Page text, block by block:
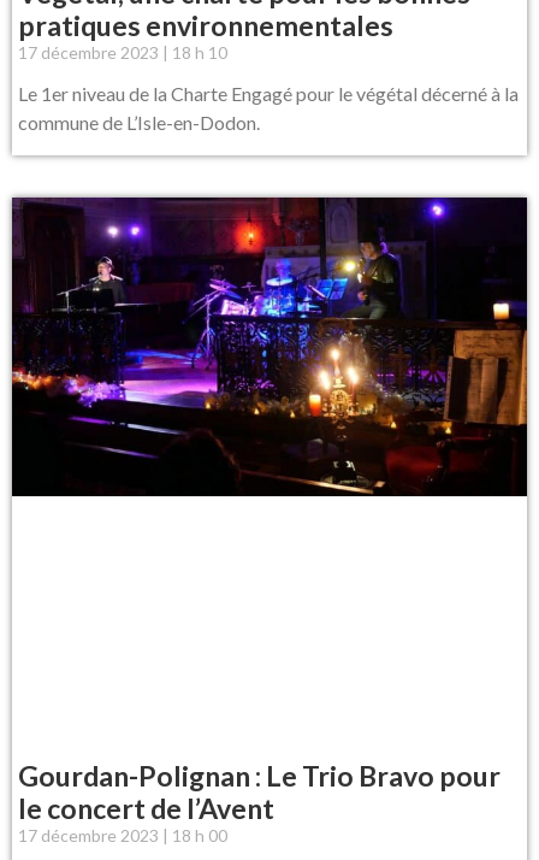
pratiques environnementales
17 décembre 2023 18 h 10
Le 1er niveau de la Charte Engagé pour le végétal décerné à la
commune de L’Isle-en-Dodon.
Gourdan-Polignan : Le Trio Bravo pour
le concert de l’Avent
17 décembre 2023 18 h 00